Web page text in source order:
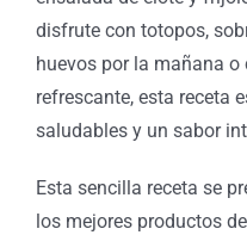
disfrute con totopos,
huevos por la mañana
refrescante, esta receta
saludables y un sabor
Esta sencilla receta se
los mejores productos